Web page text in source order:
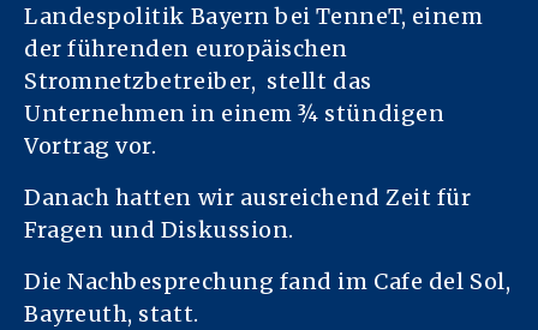
Landespolitik Bayern bei TenneT, einem
der führenden europäischen
Stromnetzbetreiber, stellt das
Unternehmen in einem ¾ stündigen
Vortrag vor.
Danach hatten wir ausreichend Zeit für
Fragen und Diskussion.
Die Nachbesprechung fand im Cafe del Sol,
Bayreuth, statt.